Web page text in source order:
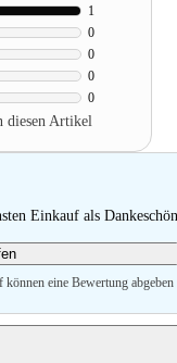
0
0
0
0
1
diesen Artikel
Einkauf als Dankeschön
eine Bewertung abgeben